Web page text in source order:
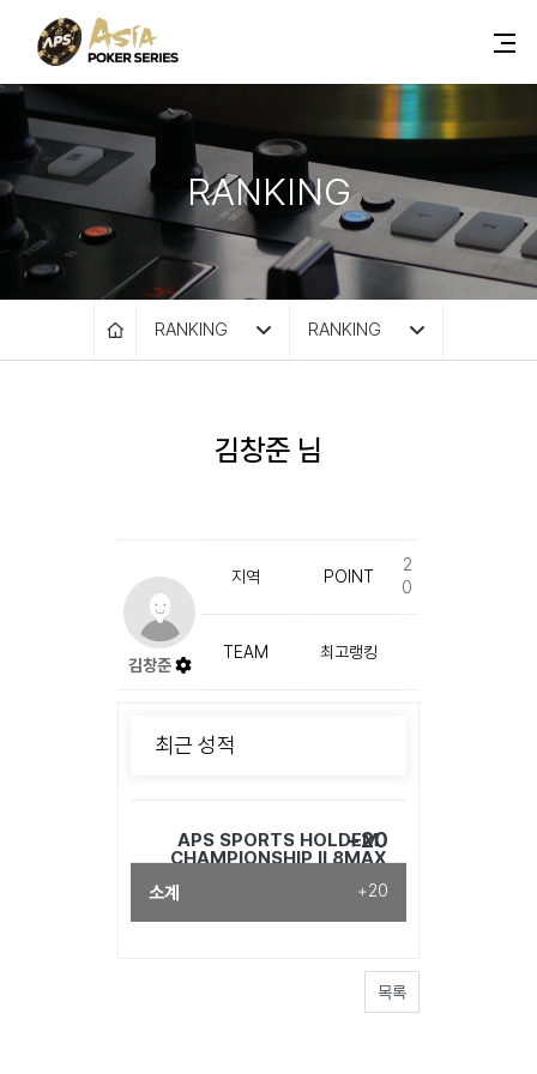
RANKING
RANKING RANKING
김창준 님
김창준
지역 POINT
2
0
TEAM 최고랭킹
최근 성적
APS SPORTS HOLDEM
CHAMPIONSHIP II 8MAX
+20
소계 +20
목록